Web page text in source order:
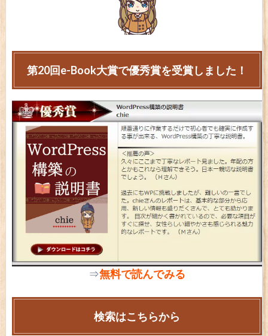
第20回e-Book大賞で優秀賞を受賞しました！
⇒無料で読んでみる
検索はこちらから